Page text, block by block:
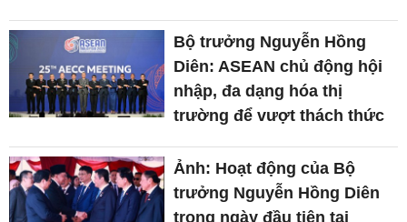
Bộ trưởng Nguyễn Hồng
Diên: ASEAN chủ động hội
nhập, đa dạng hóa thị
trường để vượt thách thức
Ảnh: Hoạt động của Bộ
trưởng Nguyễn Hồng Diên
trong ngày đầu tiên tại